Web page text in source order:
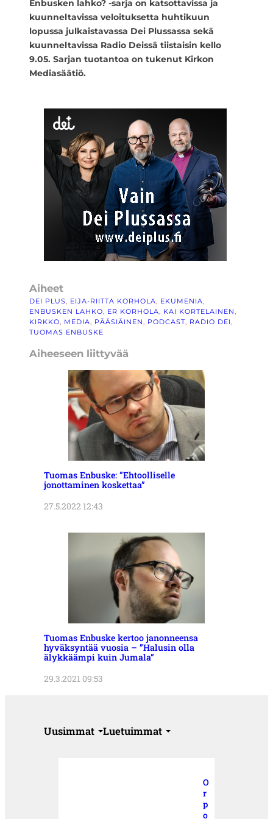
Enbusken lahko? -sarja on katsottavissa ja
kuunneltavissa veloituksetta huhtikuun
lopussa julkaistavassa Dei Plussassa sekä
kuunneltavissa Radio Deissä tiistaisin kello
9.05. Sarjan tuotantoa on tukenut Kirkon
Mediasäätiö.
Aiheet
DEI PLUS, EIJA-RIITTA KORHOLA, EKUMENIA
ENBUSKEN LAHKO, ER KORHOLA, KAI KORTELAINEN
KIRKKO, MEDIA, PÄÄSIÄINEN, PODCAST, RADIO DEI
TUOMAS ENBUSKE
Aiheeseen liittyvää
Tuomas Enbuske: ”Ehtoolliselle
jonottaminen koskettaa”
27.5.2022 12:43
Tuomas Enbuske kertoo janonneensa
hyväksyntää vuosia – ”Halusin olla
älykkäämpi kuin Jumala”
29.3.2021 09:53
Uusimmat Luetuimmat
O
r
p
o